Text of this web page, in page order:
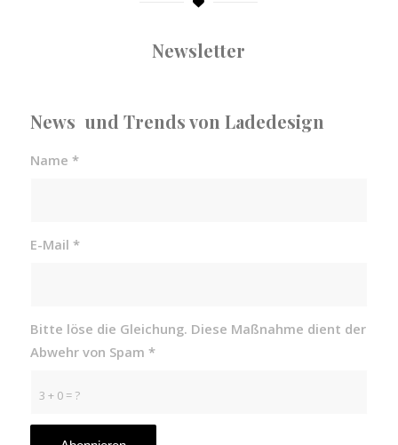
Newsletter
News und Trends von Ladedesign
Name *
E-Mail *
3 + 0 = ?
Bitte löse die Gleichung. Diese Maßnahme dient der
Abwehr von Spam *